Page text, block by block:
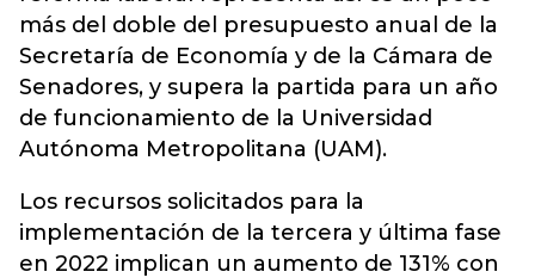
más del doble del presupuesto anual de la
Secretaría de Economía y de la Cámara de
Senadores, y supera la partida para un año
de funcionamiento de la Universidad
Autónoma Metropolitana (UAM).
Los recursos solicitados para la
implementación de la tercera y última fase
en 2022 implican un aumento de 131% con